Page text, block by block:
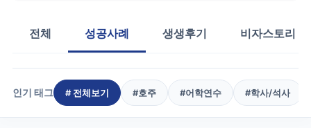
전체 성공사례 생생후기 비자스토리
인기 태그 # 전체보기 #호주 #어학연수 #학사/석사